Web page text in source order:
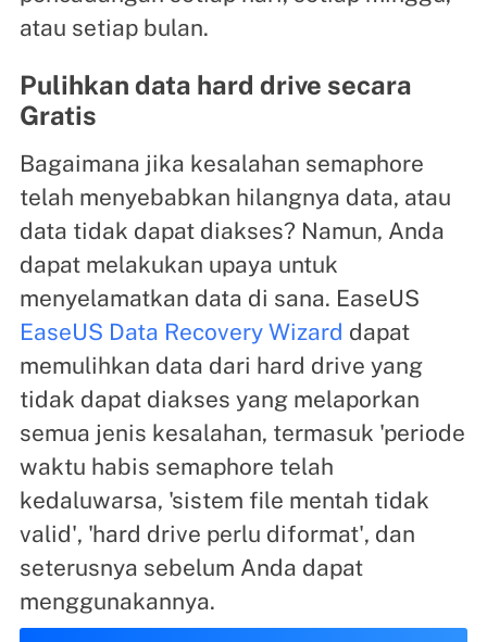
atau setiap bulan.
Pulihkan data hard drive secara
Gratis
Bagaimana jika kesalahan semaphore
telah menyebabkan hilangnya data, atau
data tidak dapat diakses? Namun, Anda
dapat melakukan upaya untuk
menyelamatkan data di sana. EaseUS
EaseUS Data Recovery Wizard dapat
memulihkan data dari hard drive yang
tidak dapat diakses yang melaporkan
semua jenis kesalahan, termasuk 'periode
waktu habis semaphore telah
kedaluwarsa, 'sistem file mentah tidak
valid', 'hard drive perlu diformat', dan
seterusnya sebelum Anda dapat
menggunakannya.